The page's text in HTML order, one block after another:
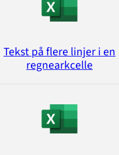
Tekst på flere linjer i en
regnearkcelle